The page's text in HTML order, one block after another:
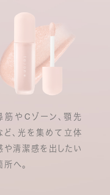
筋やCゾーン、顎先
ど、光を集めて立体
や清潔感を出したい
所へ。